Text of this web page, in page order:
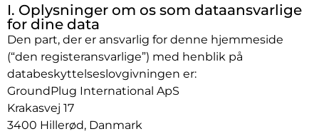
I. Oplysninger om os som dataansvarlige
for dine data
Den part, der er ansvarlig for denne hjemmeside
(“den registeransvarlige”) med henblik på
databeskyttelseslovgivningen er:
GroundPlug International ApS
Krakasvej 17
3400 Hillerød, Danmark